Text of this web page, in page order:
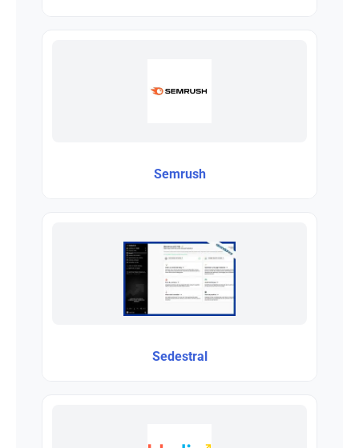
Semrush
Sedestral